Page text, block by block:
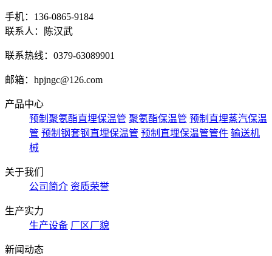
手机：136-0865-9184
联系人：陈汉武
联系热线：0379-63089901
邮箱：hpjngc@126.com
产品中心
预制聚氨酯直埋保温管 聚氨酯保温管 预制直埋蒸汽保温
管 预制钢套钢直埋保温管 预制直埋保温管管件 输送机
械
关于我们
公司简介 资质荣誉
生产实力
生产设备 厂区厂貌
新闻动态